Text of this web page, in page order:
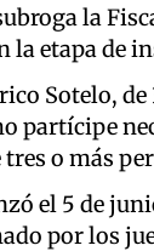
la
la etapa de
Sotelo,
partícipe
o más
el 5 de
por los